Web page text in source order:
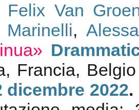
Felix Van
,
Francia,
dicembre 2022.